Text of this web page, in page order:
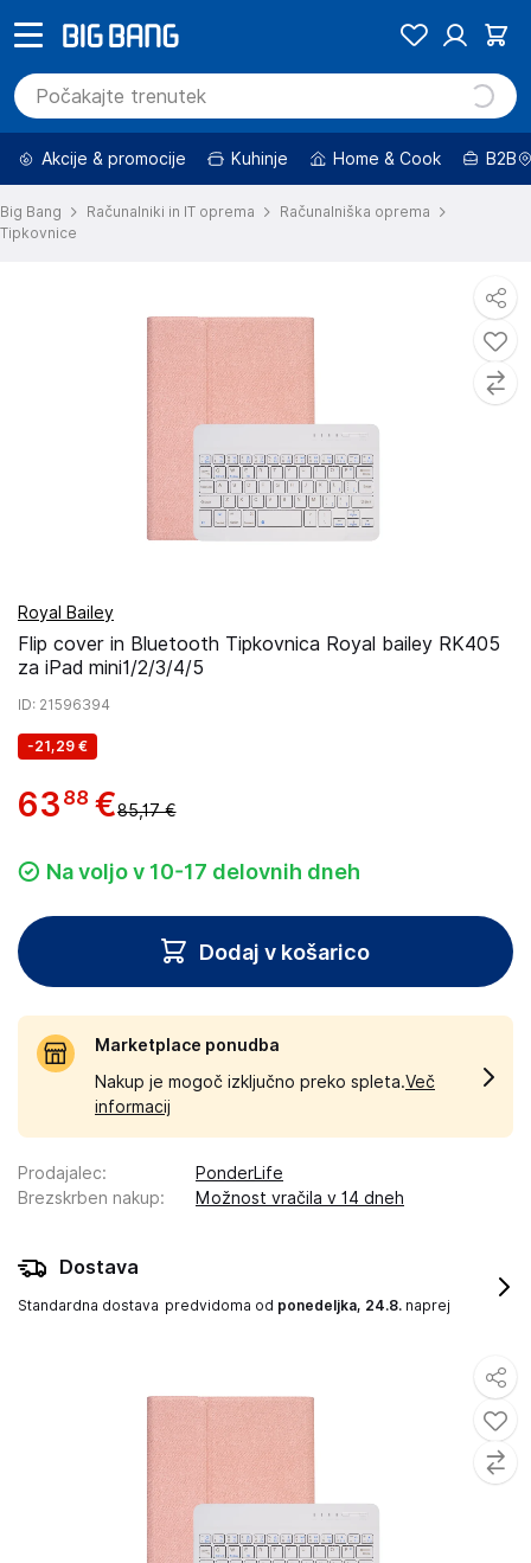
Akcije & promocije Kuhinje Home & Cook B2B
Big Bang Računalniki in IT oprema
Računalniška oprema
Tipkovnice
Royal Bailey
Flip cover in Bluetooth Tipkovnica Royal bailey RK405
za iPad mini1/2/3/4/5
ID: 21596394
-21,29 €
63 88 €85,17 €
Na voljo v 10-17 delovnih dneh
Dodaj v košarico
Marketplace ponudba
Nakup je mogoč izključno preko spleta.Več
informacij
Prodajalec:
PonderLife
Brezskrben nakup: Možnost vračila v 14 dneh
Dostava
Standardna dostava predvidoma od ponedeljka, 24.8. naprej